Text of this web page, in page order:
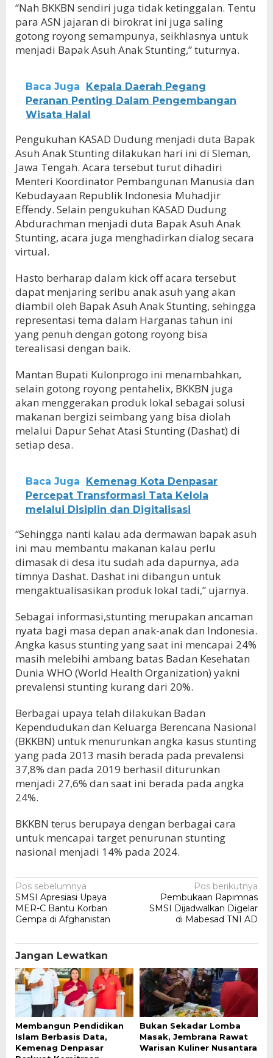
“Nah BKKBN sendiri juga tidak ketinggalan. Tentu
para ASN jajaran di birokrat ini juga saling
gotong royong semampunya, seikhlasnya untuk
menjadi Bapak Asuh Anak Stunting,” tuturnya.
Baca Juga
Kepala Daerah Pegang
Peranan Penting Dalam Pengembangan
Wisata Halal
Pengukuhan KASAD Dudung menjadi duta Bapak
Asuh Anak Stunting dilakukan hari ini di Sleman,
Jawa Tengah. Acara tersebut turut dihadiri
Menteri Koordinator Pembangunan Manusia dan
Kebudayaan Republik Indonesia Muhadjir
Effendy. Selain pengukuhan KASAD Dudung
Abdurachman menjadi duta Bapak Asuh Anak
Stunting, acara juga menghadirkan dialog secara
virtual.
Hasto berharap dalam kick off acara tersebut
dapat menjaring seribu anak asuh yang akan
diambil oleh Bapak Asuh Anak Stunting, sehingga
representasi tema dalam Harganas tahun ini
yang penuh dengan gotong royong bisa
terealisasi dengan baik.
Mantan Bupati Kulonprogo ini menambahkan,
selain gotong royong pentahelix, BKKBN juga
akan menggerakan produk lokal sebagai solusi
makanan bergizi seimbang yang bisa diolah
melalui Dapur Sehat Atasi Stunting (Dashat) di
setiap desa.
Baca Juga
Kemenag Kota Denpasar
Percepat Transformasi Tata Kelola
melalui Disiplin dan Digitalisasi
“Sehingga nanti kalau ada dermawan bapak asuh
ini mau membantu makanan kalau perlu
dimasak di desa itu sudah ada dapurnya, ada
timnya Dashat. Dashat ini dibangun untuk
mengaktualisasikan produk lokal tadi,” ujarnya.
Sebagai informasi,stunting merupakan ancaman
nyata bagi masa depan anak-anak dan Indonesia.
Angka kasus stunting yang saat ini mencapai 24%
masih melebihi ambang batas Badan Kesehatan
Dunia WHO (World Health Organization) yakni
prevalensi stunting kurang dari 20%.
Berbagai upaya telah dilakukan Badan
Kependudukan dan Keluarga Berencana Nasional
(BKKBN) untuk menurunkan angka kasus stunting
yang pada 2013 masih berada pada prevalensi
37,8% dan pada 2019 berhasil diturunkan
menjadi 27,6% dan saat ini berada pada angka
24%.
BKKBN terus berupaya dengan berbagai cara
untuk mencapai target penurunan stunting
nasional menjadi 14% pada 2024.
Navigasi
pos
Pos sebelumnya
SMSI Apresiasi Upaya
MER-C Bantu Korban
Gempa di Afghanistan
Pos berikutnya
Pembukaan Rapimnas
SMSI Dijadwalkan Digelar
di Mabesad TNI AD
Jangan Lewatkan
Membangun Pendidikan
Islam Berbasis Data,
Kemenag Denpasar
Bukan Sekadar Lomba
Masak, Jembrana Rawat
Warisan Kuliner Nusantara